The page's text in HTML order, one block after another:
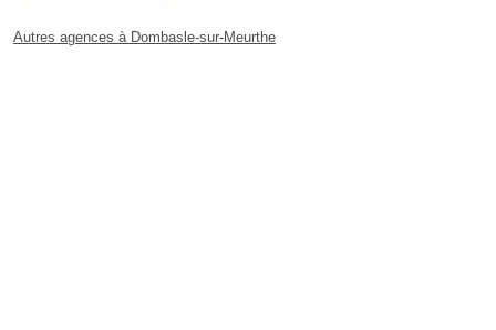
Autres agences à Dombasle-sur-Meurthe